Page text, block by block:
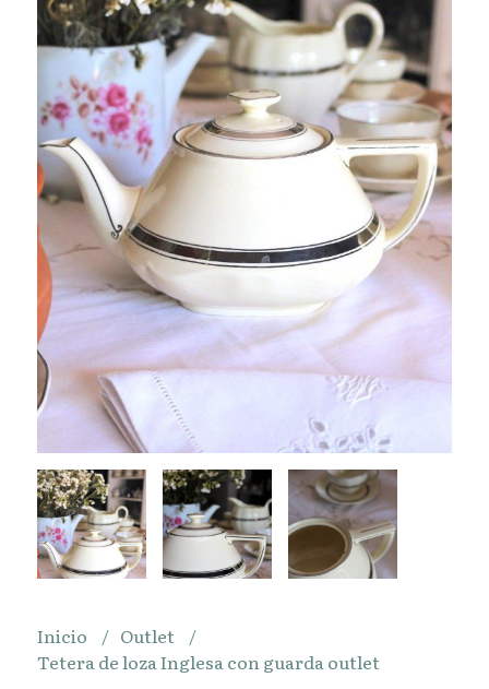
Inicio
Outlet
Tetera de loza Inglesa con guarda outlet